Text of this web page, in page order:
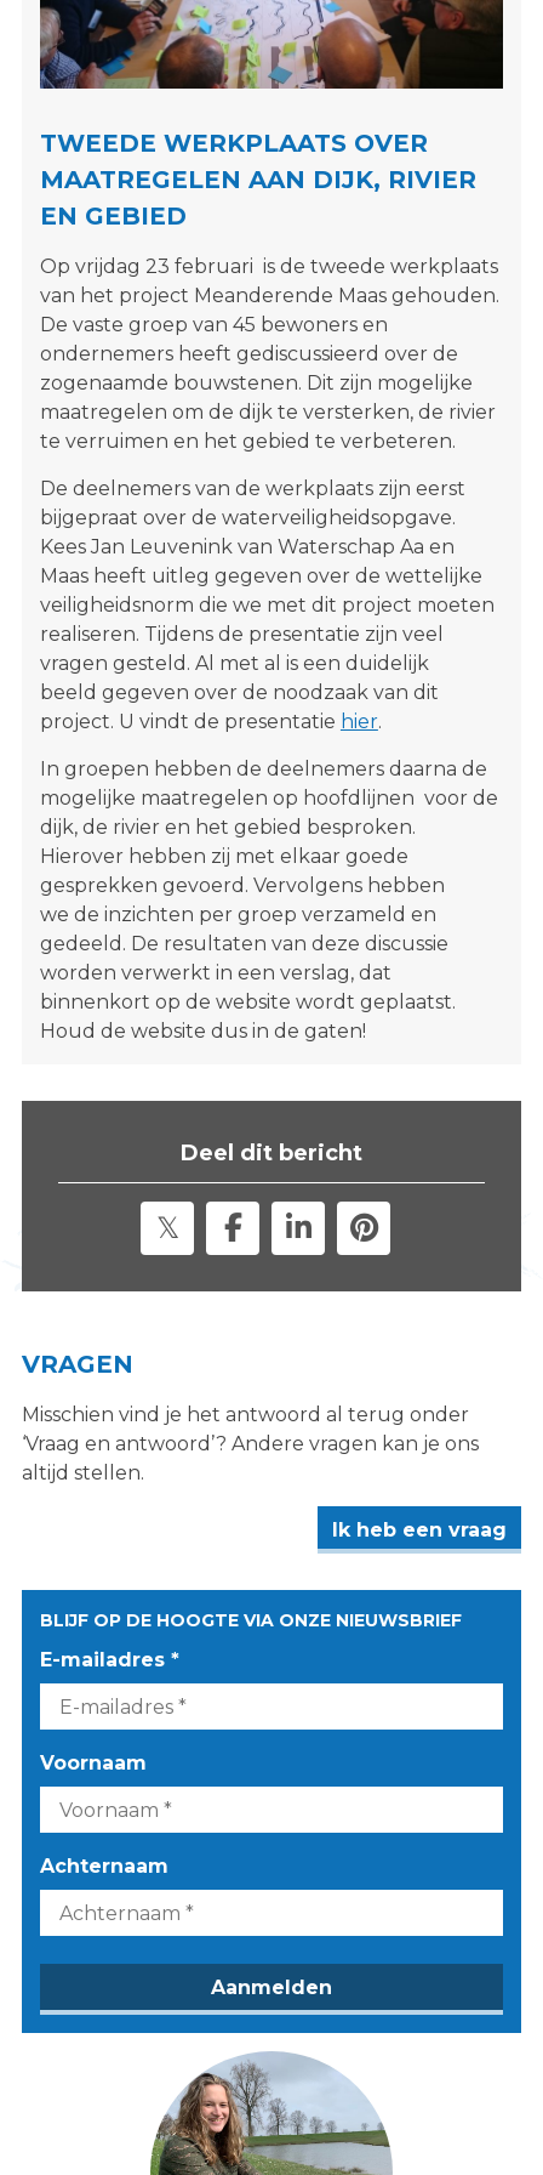
TWEEDE WERKPLAATS OVER
MAATREGELEN AAN DIJK, RIVIER
EN GEBIED
Op vrijdag 23 februari is de tweede werkplaats
van het project Meanderende Maas gehouden.
De vaste groep van 45 bewoners en
ondernemers heeft gediscussieerd over de
zogenaamde bouwstenen. Dit zijn mogelijke
maatregelen om de dijk te versterken, de rivier
te verruimen en het gebied te verbeteren.
De deelnemers van de werkplaats zijn eerst
bijgepraat over de waterveiligheidsopgave.
Kees Jan Leuvenink van Waterschap Aa en
Maas heeft uitleg gegeven over de wettelijke
veiligheidsnorm die we met dit project moeten
realiseren. Tijdens de presentatie zijn veel
vragen gesteld. Al met al is een duidelijk
beeld gegeven over de noodzaak van dit
project. U vindt de presentatie hier.
In groepen hebben de deelnemers daarna de
mogelijke maatregelen op hoofdlijnen voor de
dijk, de rivier en het gebied besproken.
Hierover hebben zij met elkaar goede
gesprekken gevoerd. Vervolgens hebben
we de inzichten per groep verzameld en
gedeeld. De resultaten van deze discussie
worden verwerkt in een verslag, dat
binnenkort op de website wordt geplaatst.
Houd de website dus in de gaten!
Deel dit bericht
VRAGEN
Misschien vind je het antwoord al terug onder
‘Vraag en antwoord’? Andere vragen kan je ons
altijd stellen.
Ik heb een vraag
BLIJF OP DE HOOGTE VIA ONZE NIEUWSBRIEF
E-mailadres *
Voornaam
Achternaam